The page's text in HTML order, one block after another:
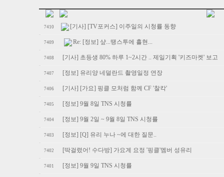
7410 [기사] [TV포커스] 이주일의 시청률 동향
7409 Re: [정보] 샾...땡스투에 횰현...
7408 [기사] 초등생 80% 하루 1~2시간 .. 제일기획 '키즈마켓' 보고
7407 [정보] 유리양 네덜란드 촬영일정 연장
7406 [기사] [가요] 핑클 모처럼 함께 CF '찰칵'
7405 [정보] 9월 8일 TNS 시청률
7404 [정보] 9월 2일 ~ 9월 8일 TNS 시청률
7403 [정보] [Q] 유리 누나 ~에 대한 질문..
7402 [딱걸렸어! 수다방] 가요계 요정 '핑클'멤버 성유리
7401 [정보] 9월 9일 TNS 시청률